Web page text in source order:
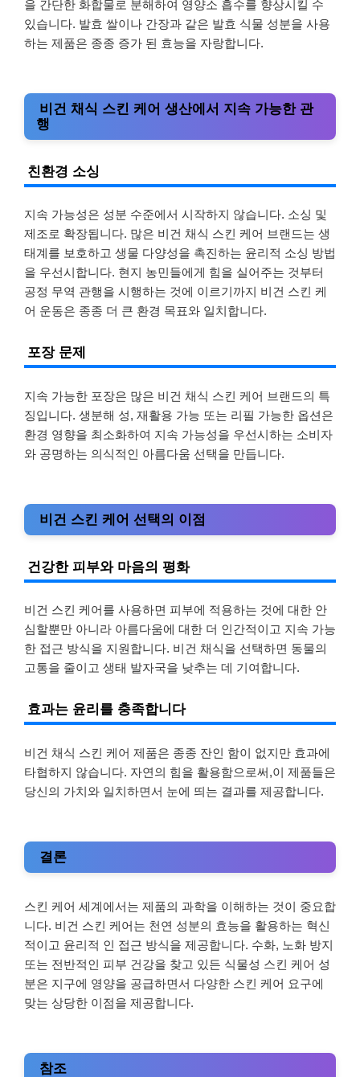
을 간단한 화합물로 분해하여 영양소 흡수를 향상시킬 수
있습니다. 발효 쌀이나 간장과 같은 발효 식물 성분을 사용
하는 제품은 종종 증가 된 효능을 자랑합니다.
비건 채식 스킨 케어 생산에서 지속 가능한 관
행
친환경 소싱
지속 가능성은 성분 수준에서 시작하지 않습니다. 소싱 및
제조로 확장됩니다. 많은 비건 채식 스킨 케어 브랜드는 생
태계를 보호하고 생물 다양성을 촉진하는 윤리적 소싱 방법
을 우선시합니다. 현지 농민들에게 힘을 실어주는 것부터
공정 무역 관행을 시행하는 것에 이르기까지 비건 스킨 케
어 운동은 종종 더 큰 환경 목표와 일치합니다.
포장 문제
지속 가능한 포장은 많은 비건 채식 스킨 케어 브랜드의 특
징입니다. 생분해 성, 재활용 가능 또는 리필 가능한 옵션은
환경 영향을 최소화하여 지속 가능성을 우선시하는 소비자
와 공명하는 의식적인 아름다움 선택을 만듭니다.
비건 스킨 케어 선택의 이점
건강한 피부와 마음의 평화
비건 스킨 케어를 사용하면 피부에 적용하는 것에 대한 안
심할뿐만 아니라 아름다움에 대한 더 인간적이고 지속 가능
한 접근 방식을 지원합니다. 비건 채식을 선택하면 동물의
고통을 줄이고 생태 발자국을 낮추는 데 기여합니다.
효과는 윤리를 충족합니다
비건 채식 스킨 케어 제품은 종종 잔인 함이 없지만 효과에
타협하지 않습니다. 자연의 힘을 활용함으로써,이 제품들은
당신의 가치와 일치하면서 눈에 띄는 결과를 제공합니다.
결론
스킨 케어 세계에서는 제품의 과학을 이해하는 것이 중요합
니다. 비건 스킨 케어는 천연 성분의 효능을 활용하는 혁신
적이고 윤리적 인 접근 방식을 제공합니다. 수화, 노화 방지
또는 전반적인 피부 건강을 찾고 있든 식물성 스킨 케어 성
분은 지구에 영양을 공급하면서 다양한 스킨 케어 요구에
맞는 상당한 이점을 제공합니다.
참조